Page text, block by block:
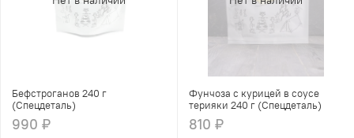
Бефстроганов 240 г
(Спецдеталь)
990 ₽
Фунчоза с курицей в соусе
терияки 240 г (Спецдеталь)
810 ₽